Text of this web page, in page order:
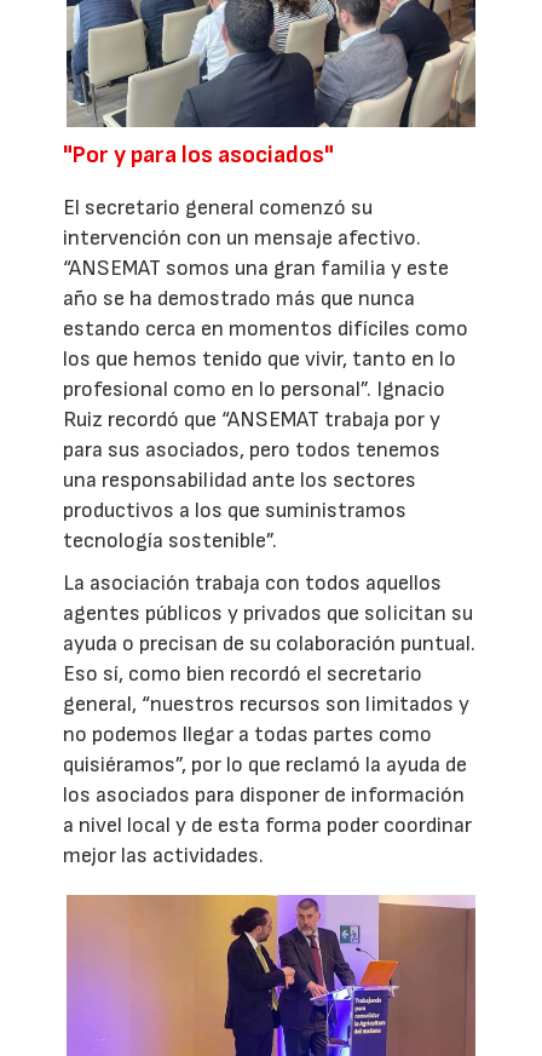
"Por y para los asociados"
El secretario general comenzó su
intervención con un mensaje afectivo.
“ANSEMAT somos una gran familia y este
año se ha demostrado más que nunca
estando cerca en momentos difíciles como
los que hemos tenido que vivir, tanto en lo
profesional como en lo personal”. Ignacio
Ruiz recordó que “ANSEMAT trabaja por y
para sus asociados, pero todos tenemos
una responsabilidad ante los sectores
productivos a los que suministramos
tecnología sostenible”.
La asociación trabaja con todos aquellos
agentes públicos y privados que solicitan su
ayuda o precisan de su colaboración puntual.
Eso sí, como bien recordó el secretario
general, “nuestros recursos son limitados y
no podemos llegar a todas partes como
quisiéramos”, por lo que reclamó la ayuda de
los asociados para disponer de información
a nivel local y de esta forma poder coordinar
mejor las actividades.